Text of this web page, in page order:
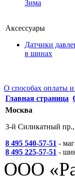
Зима
Аксессуары
Датчики
в шинах
О способах оплаты и
Главная страница
Москва
3-й Силикатный пр.,
8 495 540-57-51 -
8 495 225-57-51 -
ООО